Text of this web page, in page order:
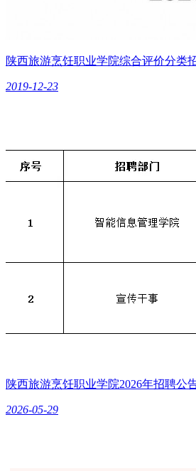
陕西旅游烹饪职业学院综合评价分类
2019-12-23
陕西旅游烹饪职业学院2026年招聘公
2026-05-29